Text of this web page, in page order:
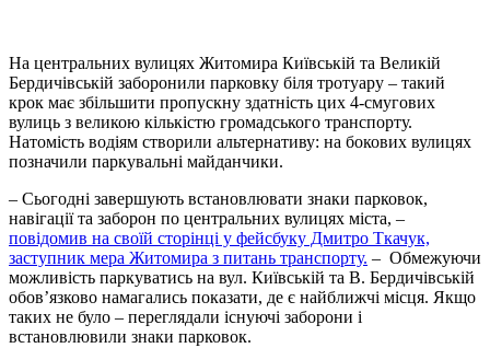
На центральних вулицях Житомира Київській та Великій
Бердичівській заборонили парковку біля тротуару – такий
крок має збільшити пропускну здатність цих 4-смугових
вулиць з великою кількістю громадського транспорту.
Натомість водіям створили альтернативу: на бокових вулицях
позначили паркувальні майданчики.
– Сьогодні завершують встановлювати знаки парковок,
навігації та заборон по центральних вулицях міста, –
повідомив на своїй сторінці у фейсбуку Дмитро Ткачук,
заступник мера Житомира з питань транспорту. – Обмежуючи
можливість паркуватись на вул. Київській та В. Бердичівській
обов’язково намагались показати, де є найближчі місця. Якщо
таких не було – переглядали існуючі заборони і
встановлювили знаки парковок.